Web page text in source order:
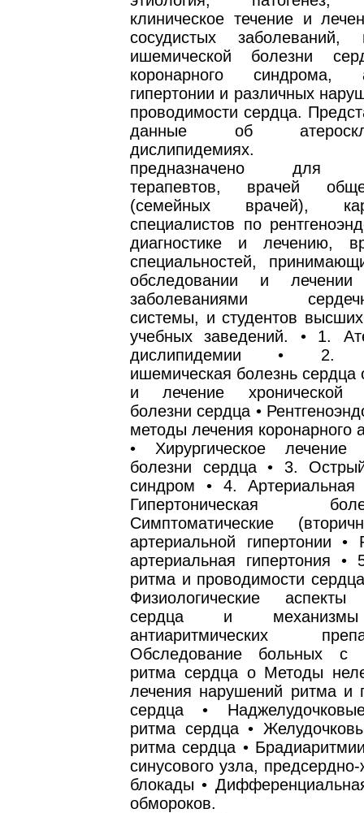
клиническое течение и
сосудистых заболеваний,
ишемической болезни
коронарного синдрома,
гипертонии и различных
проводимости сердца.
данные об
дислипидемиях.
предназначено для
терапевтов, врачей
(семейных врачей),
специалистов по
диагностике и лечению,
специальностей,
обследовании и
заболеваниями
системы, и студентов
учебных заведений. • 1.
дислипидемии • 2.
ишемическая болезнь сердца
и лечение хронической
болезни сердца •
методы лечения коронарного
• Хирургическое лечение
болезни сердца • 3.
синдром • 4. Артериальная
Гипертоническая
Симптоматические
артериальной гипертонии •
артериальная гипертония
ритма и проводимости
Физиологические аспекты
сердца и механизмы
антиаритмических
Обследование больных с
ритма сердца o Методы
лечения нарушений ритма и
сердца •
ритма сердца •
ритма сердца •
синусового узла,
блокады •
обмороков.